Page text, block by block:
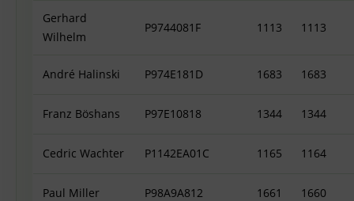
Gerhard
Wilhelm
P9744081F 1113 1113
André Halinski P974E181D 1683 1683
Franz Böshans P97E10818 1344 1344
Cedric Wachter P1142EA01C 1165 1164
Paul Miller P98A9A812 1661 1660